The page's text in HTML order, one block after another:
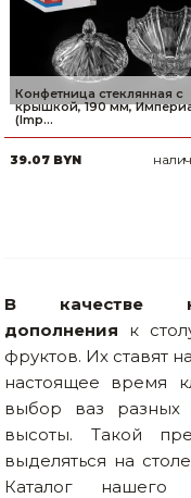
Конфетница стеклянная с
крышкой, 190 мм,
(Imp...
39.07 BYN
В качестве
дополнения к
фруктов. Их ставят
настоящее время
выбор ваз
высоты. Такой
выделяться на
Каталог нашего